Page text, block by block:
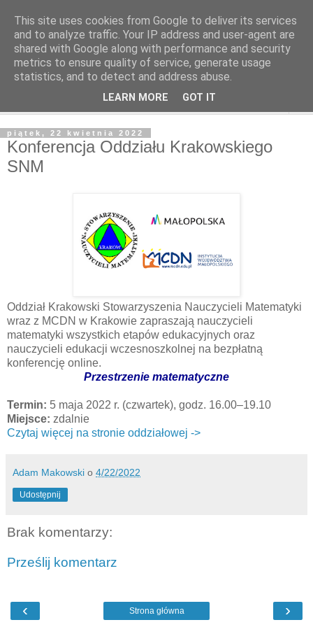
piątek, 22 kwietnia 2022
Konferencja Oddziału Krakowskiego
SNM
Oddział Krakowski Stowarzyszenia Nauczycieli Matematyki
wraz z MCDN w Krakowie zapraszają nauczycieli
matematyki wszystkich etapów edukacyjnych oraz
nauczycieli edukacji wczesnoszkolnej na bezpłatną
konferencję online.
Przestrzenie matematyczne
Termin: 5 maja 2022 r. (czwartek), godz. 16.00–19.10
Miejsce: zdalnie
Czytaj więcej na stronie oddziałowej ->
Adam Makowski o 4/22/2022
Udostępnij
Brak komentarzy:
Prześlij komentarz
‹ ›
Strona główna
This site uses cookies from Google to deliver its services
and to analyze traffic. Your IP address and user-agent are
shared with Google along with performance and security
metrics to ensure quality of service, generate usage
statistics, and to detect and address abuse.
LEARN MORE GOT IT